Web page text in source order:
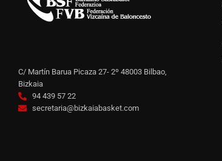
C/ Martín Barua Picaza 27- 2º 48003 Bilbao,
Bizkaia
94 439 57 22
secretaria@bizkaiabasket.com